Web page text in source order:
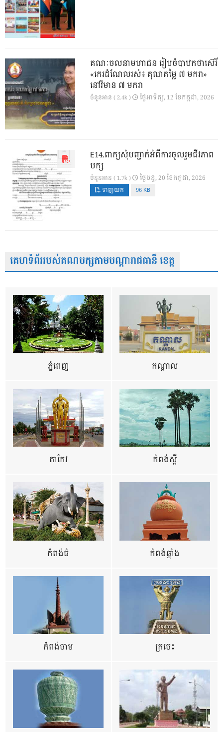
គណៈចលនាមហាជន រៀបចំបាឋកថាស៊េរី
«កេរដំណែលរស់៖ គុណតម្លៃ ៧ មករា»
នៅវិមាន ៧ មករា
ចំនួនអាន ( 2.4k ) ថ្ងៃ​អាទិត្យ, 12 ខែ​កក្កដា, 2026
E14.ពាក្យសុំបញ្ជាក់អំពីការចូលរួមជីវភាព
បក្ស
ចំនួនអាន ( 1.7k ) ថ្ងៃ​ចន្ទ, 20 ខែ​កក្កដា, 2026
ទាញយក 96 KB
គេហទំព័ររបស់គណបក្សតាមបណ្តារាជធានី ខេត្ត
ភ្នំពេញ កណ្តាល
តាកែវ កំពង់ស្ពឺ
កំពង់ធំ កំពង់ឆ្នាំង
កំពង់ចាម ក្រចេះ